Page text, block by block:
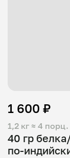
40 гр
по-
1,2 кг ≈ 4 порц.
1 600 ₽